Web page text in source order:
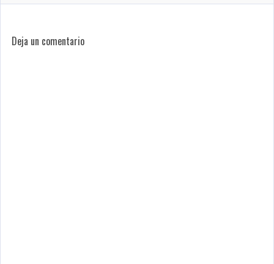
Deja un comentario